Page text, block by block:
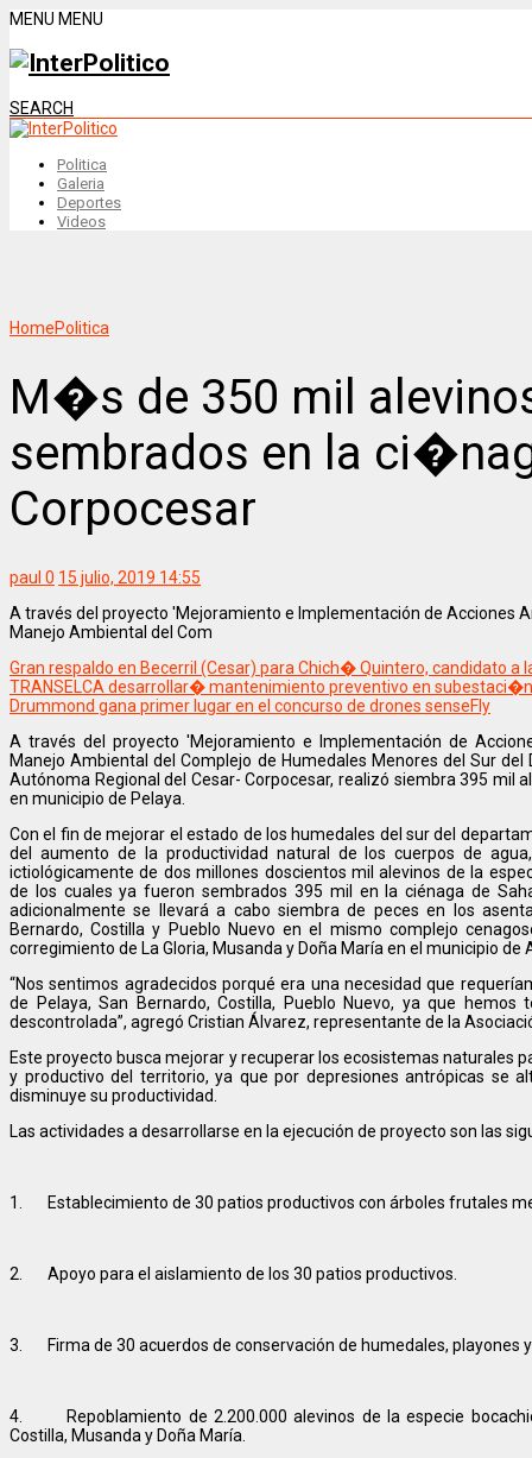
MENU MENU
SEARCH
Politica
Galeria
Deportes
Videos
HomePolitica
M�s de 350 mil
sembrados en la
Corpocesar
paul 0 15 julio, 2019 14:55
A través del proyecto 'Mejoramiento e Implementación de Acciones
Manejo Ambiental del Com
Gran respaldo en Becerril (Cesar) para Chich� Quintero, candidato a
TRANSELCA desarrollar� mantenimiento preventivo en
Drummond gana primer lugar en el concurso de drones senseFly
A través del proyecto 'Mejoramiento e Implementación de
Manejo Ambiental del Complejo de Humedales Menores del Sur
Autónoma Regional del Cesar- Corpocesar, realizó siembra 395 mil
en municipio de Pelaya.
Con el fin de mejorar el estado de los humedales del sur del
del aumento de la productividad natural de los cuerpos de
ictiológicamente de dos millones doscientos mil alevinos de la
de los cuales ya fueron sembrados 395 mil en la ciénaga de
adicionalmente se llevará a cabo siembra de peces en los
Bernardo, Costilla y Pueblo Nuevo en el mismo complejo
corregimiento de La Gloria, Musanda y Doña María en el municipio de
“Nos sentimos agradecidos porqué era una necesidad que
de Pelaya, San Bernardo, Costilla, Pueblo Nuevo, ya que
descontrolada”, agregó Cristian Álvarez, representante de la
Este proyecto busca mejorar y recuperar los ecosistemas naturales
y productivo del territorio, ya que por depresiones antrópicas se
disminuye su productividad.
Las actividades a desarrollarse en la ejecución de proyecto son las
1. Establecimiento de 30 patios productivos con árboles frutales
2. Apoyo para el aislamiento de los 30 patios productivos.
3. Firma de 30 acuerdos de conservación de humedales, playones
4. Repoblamiento de 2.200.000 alevinos de la especie
Costilla, Musanda y Doña María.